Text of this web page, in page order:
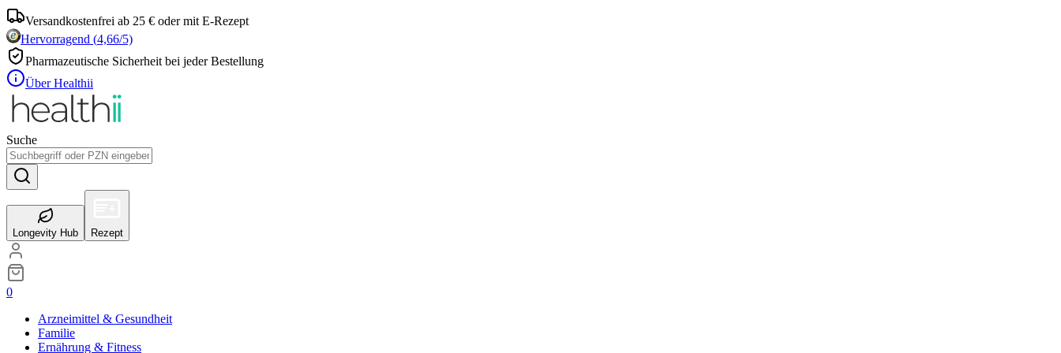
Versandkostenfrei ab 25 € oder mit E-Rezept
Hervorragend (4,66/5)
Pharmazeutische Sicherheit bei jeder Bestellung
Über Healthii
Suche
Longevity Hub Rezept
0
Arzneimittel & Gesundheit
Familie
Ernährung & Fitness